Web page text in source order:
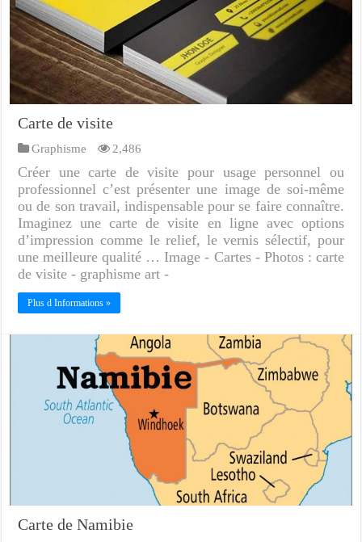
Carte de visite
Graphisme 2,486
Créer une carte de visite pour usage personnel ou
professionnel c’est présenter une image de soi-même
ou de son travail, indispensable pour se faire connaître.
Imaginez une carte de visite en ligne avec options
d’impression comme le relief, le vernis sélectif, pour
une meilleure qualité … Image - Cartes - Photos : carte
de visite - graphisme art -
Plus d Informations »
Carte de Namibie